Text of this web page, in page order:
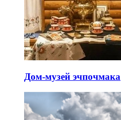
Дом-музей эчпочмака